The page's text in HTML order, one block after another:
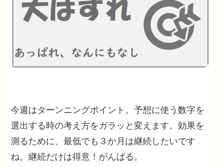
今週はターンニングポイント。予想に使う数字を
選出する時の考え方をガラッと変えます。効果を
測るために、最低でも３か月は継続したいです
ね。継続だけは得意！がんばる。